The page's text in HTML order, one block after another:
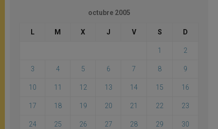
octubre 2005
L M X J V S D
1 2
3 4 5 6 7 8 9
10 11 12 13 14 15 16
17 18 19 20 21 22 23
24 25 26 27 28 29 30